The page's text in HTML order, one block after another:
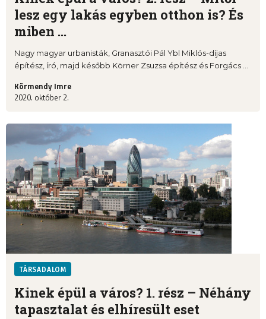
lesz egy lakás egyben otthon is? És
miben ...
Nagy magyar urbanisták, Granasztói Pál Ybl Miklós-díjas
építész, író, majd később Körner Zsuzsa építész és Forgács ...
Körmendy Imre
2020. október 2.
TÁRSADALOM
Kinek épül a város? 1. rész – Néhány
tapasztalat és elhíresült eset